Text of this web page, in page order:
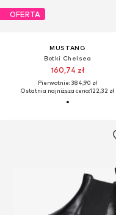
OFERTA
MUSTANG
Botki Chelsea
160,74 zł
Pierwotnie: 384,90 zł
Ostatnia najniższa cena:122,32 zł